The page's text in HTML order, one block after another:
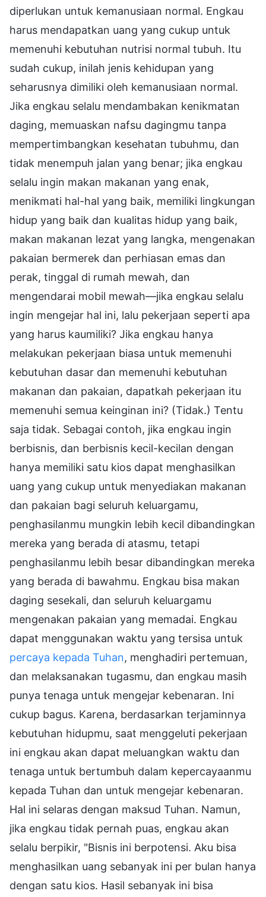
diperlukan untuk kemanusiaan normal. Engkau
harus mendapatkan uang yang cukup untuk
memenuhi kebutuhan nutrisi normal tubuh. Itu
sudah cukup, inilah jenis kehidupan yang
seharusnya dimiliki oleh kemanusiaan normal.
Jika engkau selalu mendambakan kenikmatan
daging, memuaskan nafsu dagingmu tanpa
mempertimbangkan kesehatan tubuhmu, dan
tidak menempuh jalan yang benar; jika engkau
selalu ingin makan makanan yang enak,
menikmati hal-hal yang baik, memiliki lingkungan
hidup yang baik dan kualitas hidup yang baik,
makan makanan lezat yang langka, mengenakan
pakaian bermerek dan perhiasan emas dan
perak, tinggal di rumah mewah, dan
mengendarai mobil mewah—jika engkau selalu
ingin mengejar hal ini, lalu pekerjaan seperti apa
yang harus kaumiliki? Jika engkau hanya
melakukan pekerjaan biasa untuk memenuhi
kebutuhan dasar dan memenuhi kebutuhan
makanan dan pakaian, dapatkah pekerjaan itu
memenuhi semua keinginan ini? (Tidak.) Tentu
saja tidak. Sebagai contoh, jika engkau ingin
berbisnis, dan berbisnis kecil-kecilan dengan
hanya memiliki satu kios dapat menghasilkan
uang yang cukup untuk menyediakan makanan
dan pakaian bagi seluruh keluargamu,
penghasilanmu mungkin lebih kecil dibandingkan
mereka yang berada di atasmu, tetapi
penghasilanmu lebih besar dibandingkan mereka
yang berada di bawahmu. Engkau bisa makan
daging sesekali, dan seluruh keluargamu
mengenakan pakaian yang memadai. Engkau
dapat menggunakan waktu yang tersisa untuk
percaya kepada Tuhan, menghadiri pertemuan,
dan melaksanakan tugasmu, dan engkau masih
punya tenaga untuk mengejar kebenaran. Ini
cukup bagus. Karena, berdasarkan terjaminnya
kebutuhan hidupmu, saat menggeluti pekerjaan
ini engkau akan dapat meluangkan waktu dan
tenaga untuk bertumbuh dalam kepercayaanmu
kepada Tuhan dan untuk mengejar kebenaran.
Hal ini selaras dengan maksud Tuhan. Namun,
jika engkau tidak pernah puas, engkau akan
selalu berpikir, "Bisnis ini berpotensi. Aku bisa
menghasilkan uang sebanyak ini per bulan hanya
dengan satu kios. Hasil sebanyak ini bisa